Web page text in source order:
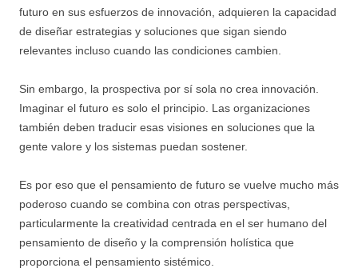
futuro en sus esfuerzos de innovación, adquieren la capacidad
de diseñar estrategias y soluciones que sigan siendo
relevantes incluso cuando las condiciones cambien.
Sin embargo, la prospectiva por sí sola no crea innovación.
Imaginar el futuro es solo el principio. Las organizaciones
también deben traducir esas visiones en soluciones que la
gente valore y los sistemas puedan sostener.
Es por eso que el pensamiento de futuro se vuelve mucho más
poderoso cuando se combina con otras perspectivas,
particularmente la creatividad centrada en el ser humano del
pensamiento de diseño y la comprensión holística que
proporciona el pensamiento sistémico.